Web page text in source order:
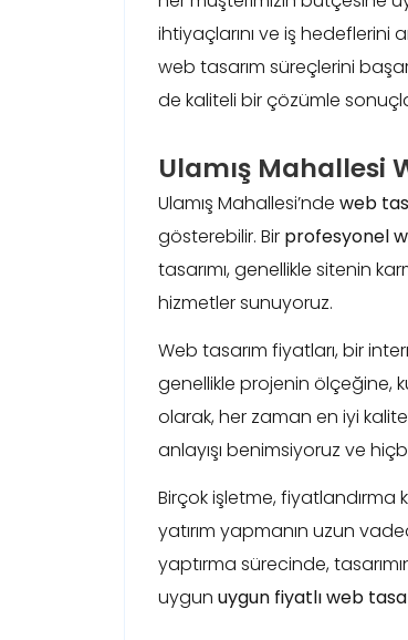
ihtiyaçlarını ve iş
web tasarım süreçlerini
de kaliteli bir çözümle
Ulamış Mahallesi
Ulamış Mahallesi’nde web
gösterebilir. Bir profesyonel
tasarımı, genellikle sitenin
hizmetler sunuyoruz.
Web tasarım fiyatları, bir
genellikle projenin ölçeğine,
olarak, her zaman en iyi
anlayışı benimsiyoruz ve
Birçok işletme, fiyatlandırma
yatırım yapmanın uzun
yaptırma sürecinde,
uygun uygun fiyatlı web